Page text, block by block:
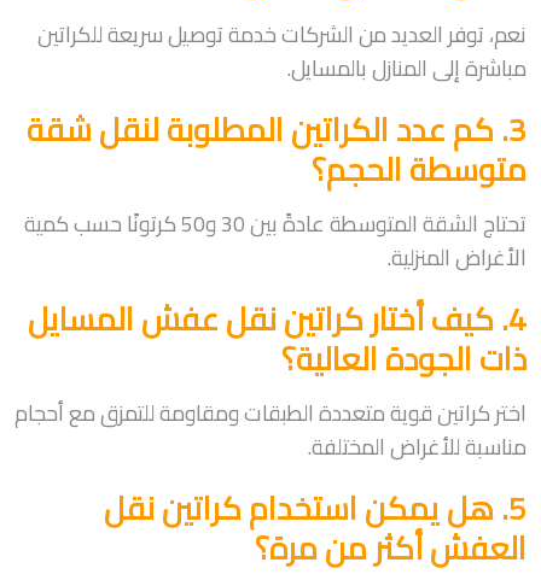
نعم، توفر العديد من الشركات خدمة توصيل سريعة للكراتين
مباشرة إلى المنازل بالمسايل.
3. كم عدد الكراتين المطلوبة لنقل شقة
متوسطة الحجم؟
تحتاج الشقة المتوسطة عادةً بين 30 و50 كرتونًا حسب كمية
الأغراض المنزلية.
4. كيف أختار كراتين نقل عفش المسايل
ذات الجودة العالية؟
اختر كراتين قوية متعددة الطبقات ومقاومة للتمزق مع أحجام
مناسبة للأغراض المختلفة.
5. هل يمكن استخدام كراتين نقل
العفش أكثر من مرة؟